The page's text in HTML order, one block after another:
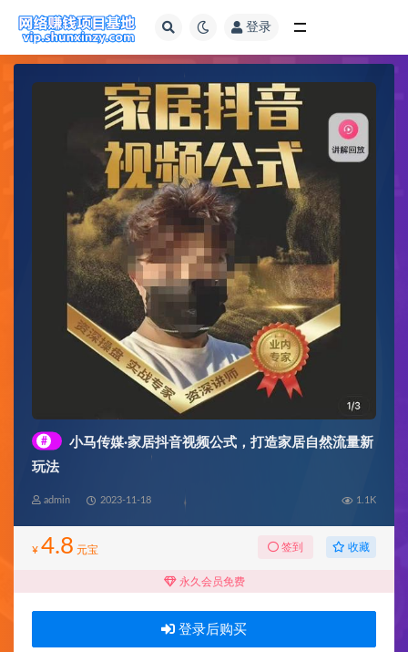
登录
#
小马传媒·家居抖音视频公式，打造家居自然流量新
玩法
admin 2023-11-18 1.1K
¥ 4.8 元宝 签到 收藏
永久会员免费
登录后购买